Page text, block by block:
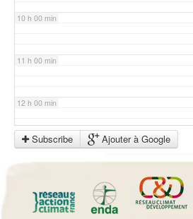
10 h 00 min
11 h 00 min
12 h 00 min
13 h 00 min
Subscribe Ajouter à Google